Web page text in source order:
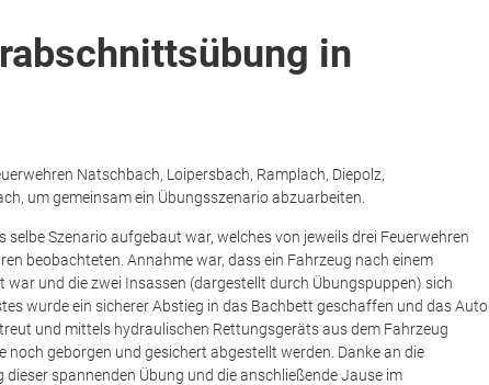
in
Natschbach, Loipersbach, Ramplach, Diepolz,
um gemeinsam ein Übungsszenario abzuarbeiten.
selbe Szenario aufgebaut war, welches von jeweils drei Feuerwehren
beobachteten. Annahme war, dass ein Fahrzeug nach einem
war und die zwei Insassen (dargestellt durch Übungspuppen) sich
wurde ein sicherer Abstieg in das Bachbett geschaffen und das Auto
und mittels hydraulischen Rettungsgeräts aus dem Fahrzeug
noch geborgen und gesichert abgestellt werden. Danke an die
spannenden Übung und die anschließende Jause im